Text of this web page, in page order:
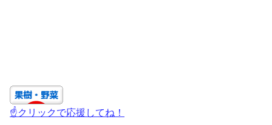
☝クリックで応援してね！